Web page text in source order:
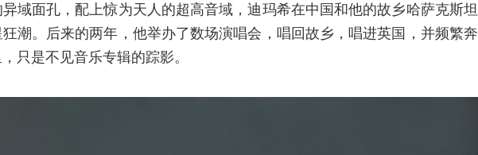
域面孔，配上惊为天人的超高音域，迪玛希在中国和他的故乡哈萨克斯坦
潮。后来的两年，他举办了数场演唱会，唱回故乡，唱进英国，并频繁奔
只是不见音乐专辑的踪影。